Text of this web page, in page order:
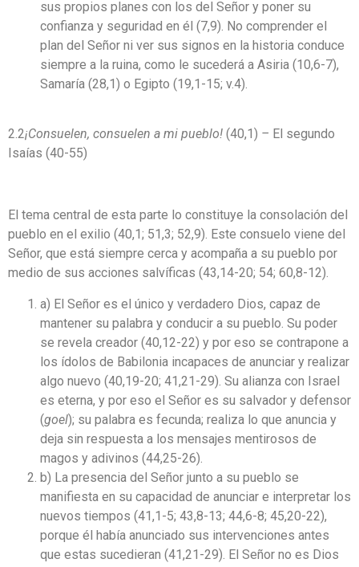
sus propios planes con los del Señor y poner su
confianza y seguridad en él (7,9). No comprender el
plan del Señor ni ver sus signos en la historia conduce
siempre a la ruina, como le sucederá a Asiria (10,6-7),
Samaría (28,1) o Egipto (19,1-15; v.4).
2.2¡Consuelen, consuelen a mi pueblo! (40,1) – El segundo
Isaías (40-55)
El tema central de esta parte lo constituye la consolación del
pueblo en el exilio (40,1; 51,3; 52,9). Este consuelo viene del
Señor, que está siempre cerca y acompaña a su pueblo por
medio de sus acciones salvíficas (43,14-20; 54; 60,8-12).
a) El Señor es el único y verdadero Dios, capaz de
mantener su palabra y conducir a su pueblo. Su poder
se revela creador (40,12-22) y por eso se contrapone a
los ídolos de Babilonia incapaces de anunciar y realizar
algo nuevo (40,19-20; 41,21-29). Su alianza con Israel
es eterna, y por eso el Señor es su salvador y defensor
(goel); su palabra es fecunda; realiza lo que anuncia y
deja sin respuesta a los mensajes mentirosos de
magos y adivinos (44,25-26).
b) La presencia del Señor junto a su pueblo se
manifiesta en su capacidad de anunciar e interpretar los
nuevos tiempos (41,1-5; 43,8-13; 44,6-8; 45,20-22),
porque él había anunciado sus intervenciones antes
que estas sucedieran (41,21-29). El Señor no es Dios